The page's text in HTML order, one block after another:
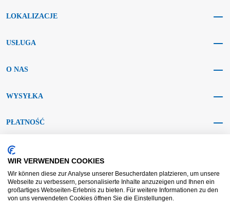
LOKALIZACJE
USŁUGA
O NAS
WYSYŁKA
PŁATNOŚĆ
MEDIA SPOŁECZNOŚCIOWE
WIR VERWENDEN COOKIES
Wir können diese zur Analyse unserer Besucherdaten platzieren, um unsere
Webseite zu verbessern, personalisierte Inhalte anzuzeigen und Ihnen ein
großartiges Webseiten-Erlebnis zu bieten. Für weitere Informationen zu den
von uns verwendeten Cookies öffnen Sie die Einstellungen.